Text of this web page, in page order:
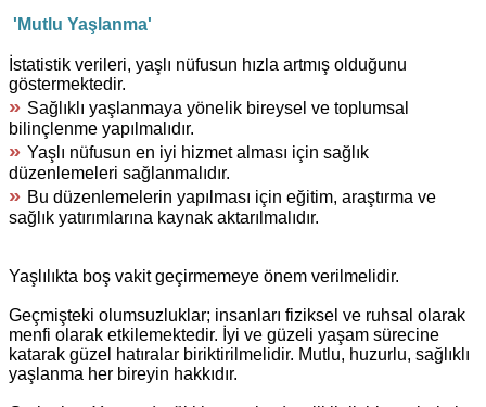
'Mutlu Yaşlanma'
İstatistik verileri, yaşlı nüfusun hızla artmış olduğunu
göstermektedir.
» Sağlıklı yaşlanmaya yönelik bireysel ve toplumsal
bilinçlenme yapılmalıdır.
» Yaşlı nüfusun en iyi hizmet alması için sağlık
düzenlemeleri sağlanmalıdır.
» Bu düzenlemelerin yapılması için eğitim, araştırma ve
sağlık yatırımlarına kaynak aktarılmalıdır.
Yaşlılıkta boş vakit geçirmemeye önem verilmelidir.
Geçmişteki olumsuzluklar; insanları fiziksel ve ruhsal olarak
menfi olarak etkilemektedir. İyi ve güzeli yaşam sürecine
katarak güzel hatıralar biriktirilmelidir. Mutlu, huzurlu, sağlıklı
yaşlanma her bireyin hakkıdır.